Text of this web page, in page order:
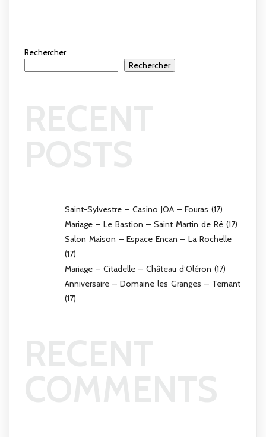
Rechercher
Rechercher
Saint-Sylvestre – Casino JOA – Fouras (17)
Mariage – Le Bastion – Saint Martin de Ré (17)
Salon Maison – Espace Encan – La Rochelle
(17)
Mariage – Citadelle – Château d’Oléron (17)
Anniversaire – Domaine les Granges – Ternant
(17)